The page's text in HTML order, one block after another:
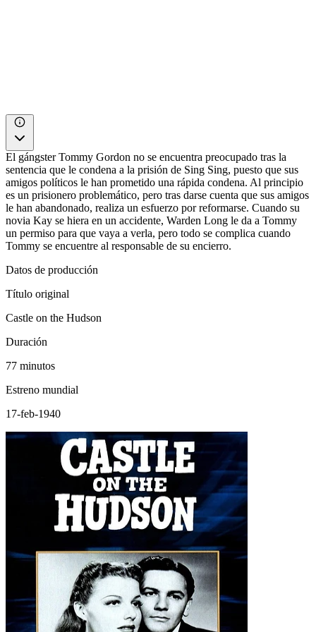
El gángster Tommy Gordon no se encuentra preocupado tras la
sentencia que le condena a la prisión de Sing Sing, puesto que sus
amigos políticos le han prometido una rápida condena. Al principio
es un prisionero problemático, pero tras darse cuenta que sus amigos
le han abandonado, realiza un esfuerzo por reformarse. Cuando su
novia Kay se hiera en un accidente, Warden Long le da a Tommy
un permiso para que vaya a verla, pero todo se complica cuando
Tommy se encuentre al responsable de su encierro.
Datos de producción
Título original
Castle on the Hudson
Duración
77 minutos
Estreno mundial
17-feb-1940